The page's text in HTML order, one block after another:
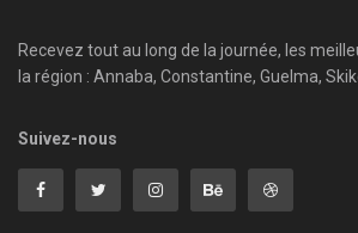
Recevez tout au long de la journée, les
la région : Annaba, Constantine, Guelma,
Suivez-nous